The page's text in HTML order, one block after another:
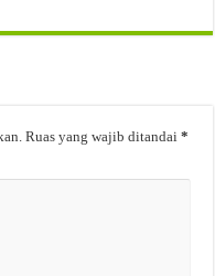
Ruas yang wajib ditandai*